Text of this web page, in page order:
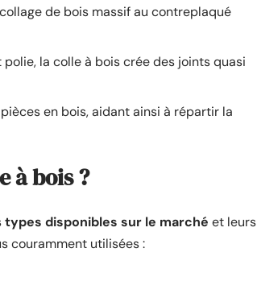
de bois massif au contreplaqué
la colle à bois crée des joints quasi
en bois, aidant ainsi à répartir la
à bois ?
types disponibles sur le marché et leurs
couramment utilisées :